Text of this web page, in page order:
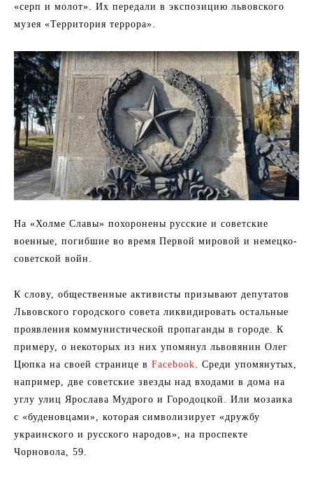
«серп и молот». Их передали в экспозицию львовского
музея «Территория террора».
На «Холме Славы» похоронены русские и советские
военные, погибшие во время Первой мировой и немецко-
советской войн.
К слову, общественные активисты призывают депутатов
Львовского городского совета ликвидировать остальные
проявления коммунистической пропаганды в городе. К
примеру, о некоторых из них упомянул львовянин Олег
Цюпка на своей странице в Facebook . Среди упомянутых,
например, две советские звезды над входами в дома на
углу улиц Ярослава Мудрого и Городоцкой. Или мозаика
с «буденовцами», которая символизирует «дружбу
украинского и русского народов», на проспекте
Чорновола, 59.